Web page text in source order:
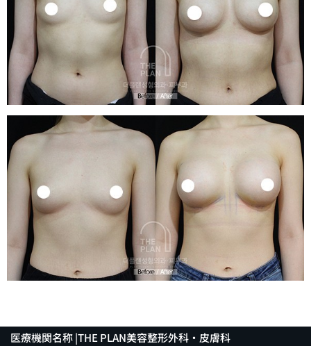
医療機関名称 |THE PLAN美容整形外科・皮膚科